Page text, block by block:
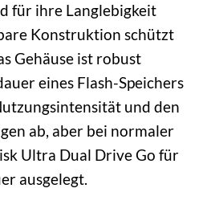
für ihre Langlebigkeit
Konstruktion schützt
Gehäuse ist robust
eines Flash-Speichers
und den
ab, aber bei normaler
Ultra Dual Drive Go für
ausgelegt.